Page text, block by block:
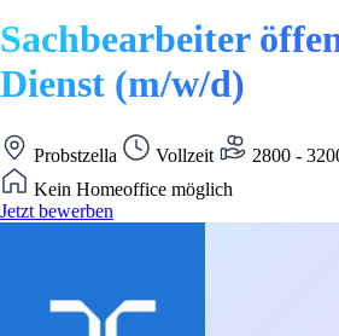
Sachbearbeiter
Dienst (m/w/d)
Probstzella Vollzeit
2800 -
Kein Homeoffice möglich
Jetzt bewerben